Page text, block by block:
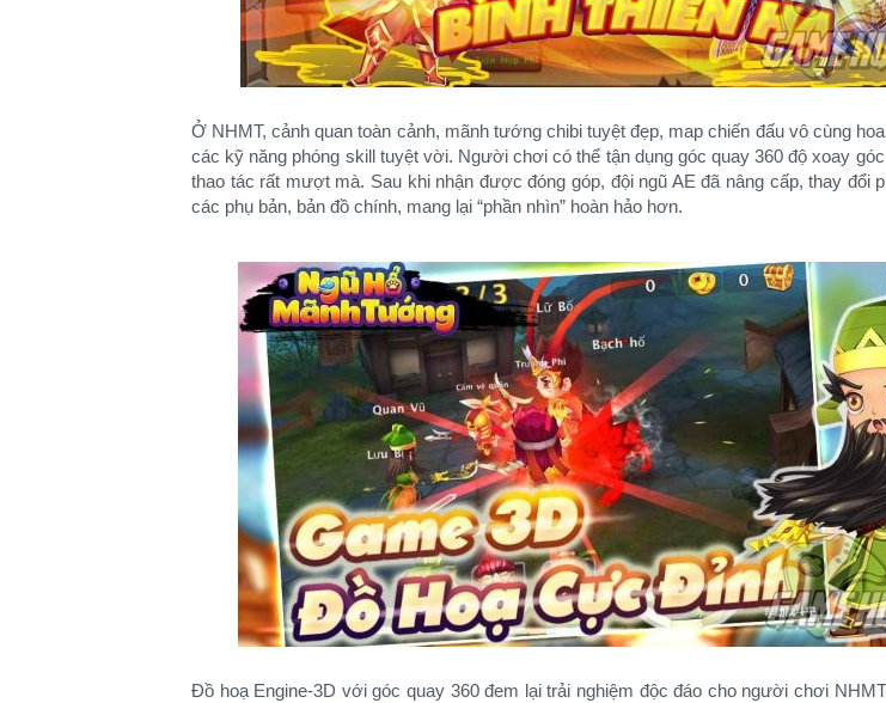
Ở NHMT, cảnh quan toàn cảnh, mãnh tướng chibi tuyệt đẹp, map chiến đấu vô cùng
các kỹ năng phóng skill tuyệt vời. Người chơi có thể tận dụng góc quay 360 độ xoay
thao tác rất mượt mà. Sau khi nhận được đóng góp, đội ngũ AE đã nâng cấp, thay đổi
các phụ bản, bản đồ chính, mang lại “phần nhìn” hoàn hảo hơn.
Đồ hoạ Engine-3D với góc quay 360 đem lại trải nghiệm độc đáo cho người chơi